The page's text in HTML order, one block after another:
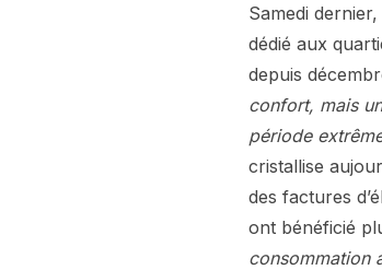
Samedi
dédié aux
depuis
confort, mais
période
cristallise
des factures
ont bénéficié
consommation